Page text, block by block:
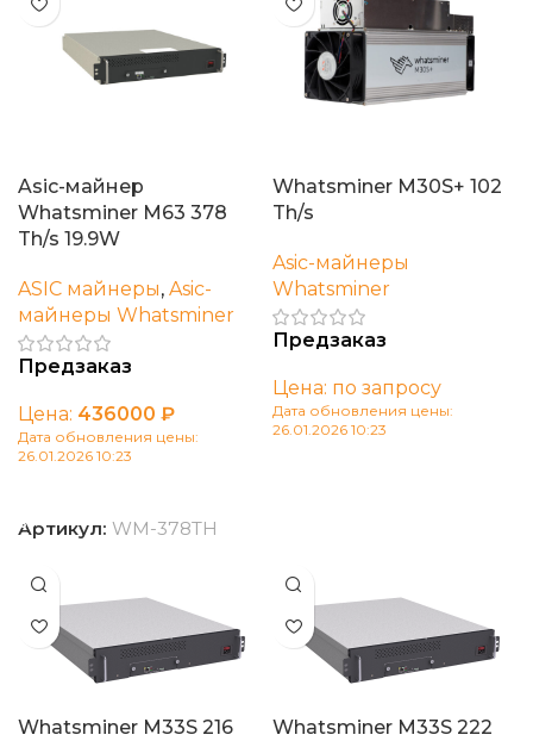
Asic-майнер
Whatsminer M63 378
Th/s 19.9W
ASIC майнеры, Asic-
майнеры Whatsminer
Предзаказ
Цена: 436000 ₽
Дата обновления цены:
26.01.2026 10:23
Артикул: WM-378TH
Whatsminer M30S+ 102
Th/s
Asic-майнеры
Whatsminer
Предзаказ
Цена: по запросу
Дата обновления цены:
26.01.2026 10:23
Whatsminer M33S 216
Whatsminer M33S 222